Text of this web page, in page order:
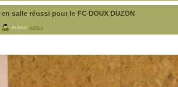
salle réussi pour le FC DOUX DUZON
Auteur: admin